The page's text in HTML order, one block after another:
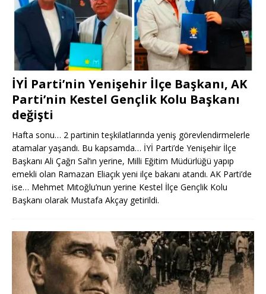
İYİ Parti’nin Yenişehir İlçe Başkanı, AK
Parti’nin Kestel Gençlik Kolu Başkanı
değişti
Hafta sonu… 2 partinin teşkilatlarında yeniş görevlendirmelerle
atamalar yaşandı. Bu kapsamda… İYİ Parti’de Yenişehir İlçe
Başkanı Ali Çağrı Sal’ın yerine, Milli Eğitim Müdürlüğü yapıp
emekli olan Ramazan Eliaçık yeni ilçe bakanı atandı. AK Parti’de
ise… Mehmet Mıtoğlu’nun yerine Kestel İlçe Gençlik Kolu
Başkanı olarak Mustafa Akçay getirildi.